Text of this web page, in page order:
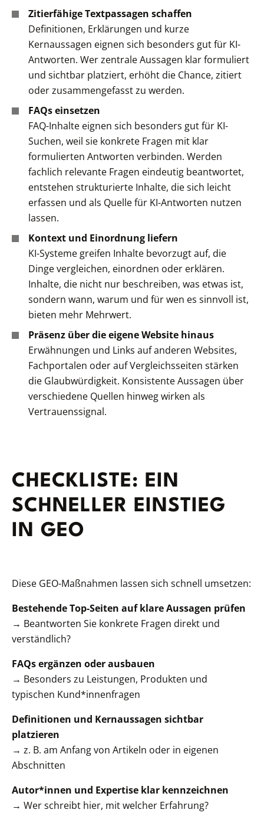
Zitierfähige Textpassagen schaffen
Definitionen, Erklärungen und kurze
Kernaussagen eignen sich besonders gut für KI-
Antworten. Wer zentrale Aussagen klar formuliert
und sichtbar platziert, erhöht die Chance, zitiert
oder zusammengefasst zu werden.
FAQs einsetzen
FAQ-Inhalte eignen sich besonders gut für KI-
Suchen, weil sie konkrete Fragen mit klar
formulierten Antworten verbinden. Werden
fachlich relevante Fragen eindeutig beantwortet,
entstehen strukturierte Inhalte, die sich leicht
erfassen und als Quelle für KI-Antworten nutzen
lassen.
Kontext und Einordnung liefern
KI-Systeme greifen Inhalte bevorzugt auf, die
Dinge vergleichen, einordnen oder erklären.
Inhalte, die nicht nur beschreiben, was etwas ist,
sondern wann, warum und für wen es sinnvoll ist,
bieten mehr Mehrwert.
Präsenz über die eigene Website hinaus
Erwähnungen und Links auf anderen Websites,
Fachportalen oder auf Vergleichsseiten stärken
die Glaubwürdigkeit. Konsistente Aussagen über
verschiedene Quellen hinweg wirken als
Vertrauenssignal.
CHECKLISTE: EIN
SCHNELLER EINSTIEG
IN GEO
Diese GEO-Maßnahmen lassen sich schnell umsetzen:
Bestehende Top-Seiten auf klare Aussagen prüfen
→ Beantworten Sie konkrete Fragen direkt und
verständlich?
FAQs ergänzen oder ausbauen
→ Besonders zu Leistungen, Produkten und
typischen Kund*innenfragen
Definitionen und Kernaussagen sichtbar
platzieren
→ z. B. am Anfang von Artikeln oder in eigenen
Abschnitten
Autor*innen und Expertise klar kennzeichnen
→ Wer schreibt hier, mit welcher Erfahrung?